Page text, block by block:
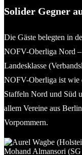
Solider Gegner
Die Gäste belegten in
NOFV-Oberliga Nord –
Landesklasse
NOFV-Oberliga ist wie
Staffeln Nord und Süd
allem Vereine aus
Vorpommern.